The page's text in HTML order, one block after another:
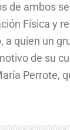
de ambos
Física y
a quien un
de su
Perrote,